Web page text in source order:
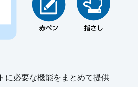
に必要な機能をまとめて提供